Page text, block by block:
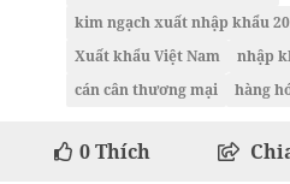
kim ngạch xuất nhập khẩu
Xuất khẩu Việt Nam
nhập
cán cân thương mại
hàng
0Thích